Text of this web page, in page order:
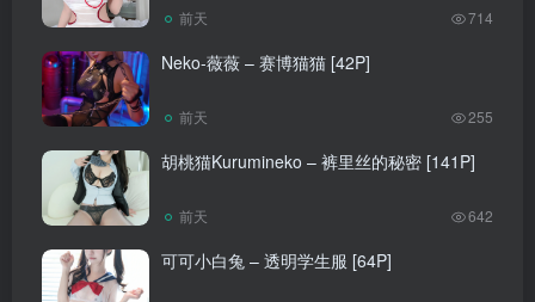
前天 714
Neko-薇薇 – 赛博猫猫 [42P]
前天 255
胡桃猫Kurumineko – 裤里丝的秘密 [141P]
前天 642
可可小白兔 – 透明学生服 [64P]